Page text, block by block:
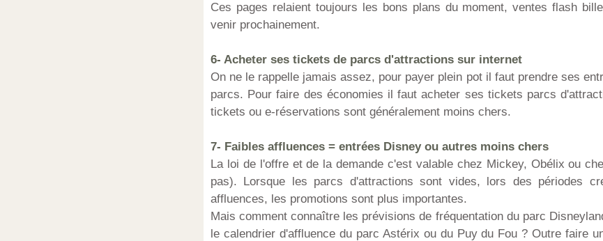
Ces pages relaient toujours les bons plans du moment, ventes flash
venir prochainement.
6- Acheter ses tickets de parcs d'attractions sur internet
On ne le rappelle jamais assez, pour payer plein pot il faut prendre ses
parcs. Pour faire des économies il faut acheter ses tickets parcs
tickets ou e-réservations sont généralement moins chers.
7- Faibles affluences = entrées Disney ou autres moins chers
La loi de l'offre et de la demande c'est valable chez Mickey, Obélix ou
pas). Lorsque les parcs d'attractions sont vides, lors des périodes
affluences, les promotions sont plus importantes.
Mais comment connaître les prévisions de fréquentation du parc
le calendrier d'affluence du parc Astérix ou du Puy du Fou ? Outre faire